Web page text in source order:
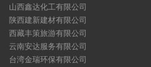
山西鑫达化工有限公司
陕西建新建材有限公司
西藏丰策旅游有限公司
云南安达服务有限公司
台湾金瑞环保有限公司